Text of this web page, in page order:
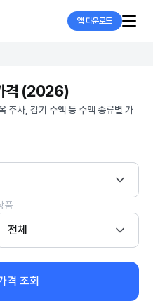
앱 다운로드
격 (2026)
주사, 감기 수액 등 수액 종류별 가
품
전체
격 조회